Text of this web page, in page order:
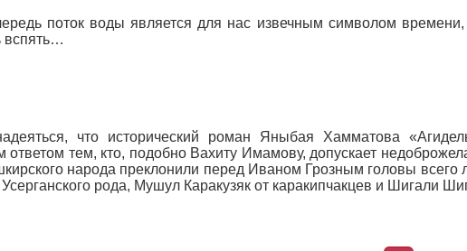
поток воды является для нас извечным символом
вспять…
что исторический роман Яныбая Хамматова
ответом тем, кто, подобно Вахиту Имамову, допускает
народа преклонили перед Иваном Грозным головы всего
рода, Мушул Каракузяк от каракипчакцев и Шигали